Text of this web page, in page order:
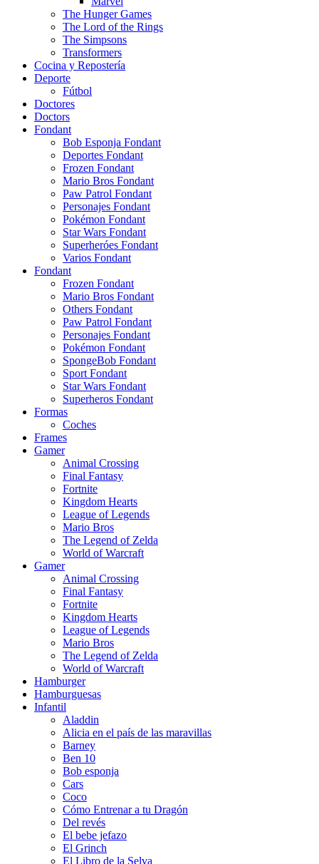
The Hunger Games
The Lord of the Rings
The Simpsons
Transformers
Cocina y Repostería
Deporte
Fútbol
Doctores
Doctors
Fondant
Bob Esponja Fondant
Deportes Fondant
Frozen Fondant
Mario Bros Fondant
Paw Patrol Fondant
Personajes Fondant
Pokémon Fondant
Star Wars Fondant
Superheróes Fondant
Varios Fondant
Fondant
Frozen Fondant
Mario Bros Fondant
Others Fondant
Paw Patrol Fondant
Personajes Fondant
Pokémon Fondant
SpongeBob Fondant
Sport Fondant
Star Wars Fondant
Superheros Fondant
Formas
Coches
Frames
Gamer
Animal Crossing
Final Fantasy
Fortnite
Kingdom Hearts
League of Legends
Mario Bros
The Legend of Zelda
World of Warcraft
Gamer
Animal Crossing
Final Fantasy
Fortnite
Kingdom Hearts
League of Legends
Mario Bros
The Legend of Zelda
World of Warcraft
Hamburger
Hamburguesas
Infantil
Aladdin
Alicia en el país de las maravillas
Barney
Ben 10
Bob esponja
Cars
Coco
Cómo Entrenar a tu Dragón
Del revés
El bebe jefazo
El Grinch
El Libro de la Selva